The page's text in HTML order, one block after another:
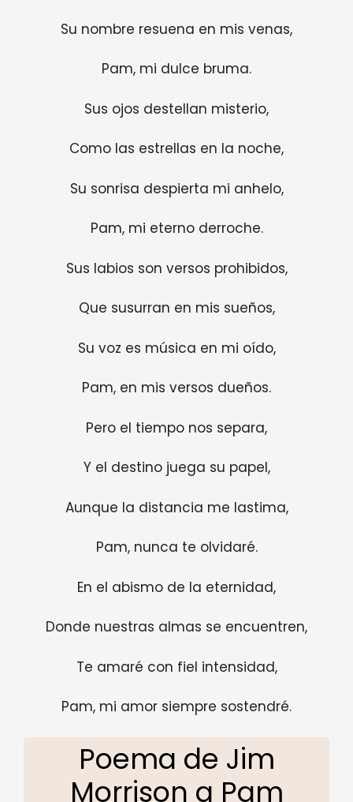
Su nombre resuena en mis venas,
Pam, mi dulce bruma.
Sus ojos destellan misterio,
Como las estrellas en la noche,
Su sonrisa despierta mi anhelo,
Pam, mi eterno derroche.
Sus labios son versos prohibidos,
Que susurran en mis sueños,
Su voz es música en mi oído,
Pam, en mis versos dueños.
Pero el tiempo nos separa,
Y el destino juega su papel,
Aunque la distancia me lastima,
Pam, nunca te olvidaré.
En el abismo de la eternidad,
Donde nuestras almas se encuentren,
Te amaré con fiel intensidad,
Pam, mi amor siempre sostendré.
Poema de Jim
Morrison a Pam